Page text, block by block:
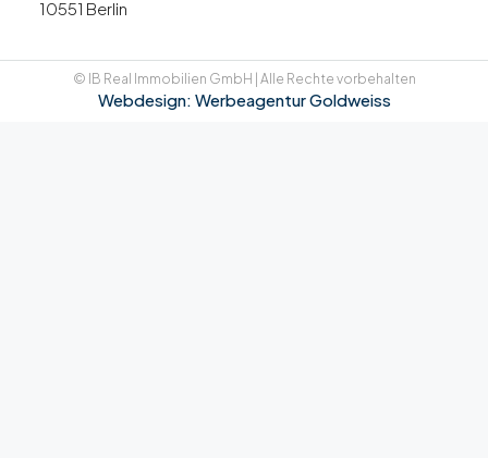
10551 Berlin
© IB Real Immobilien GmbH | Alle Rechte vorbehalten
Webdesign: Werbeagentur Goldweiss